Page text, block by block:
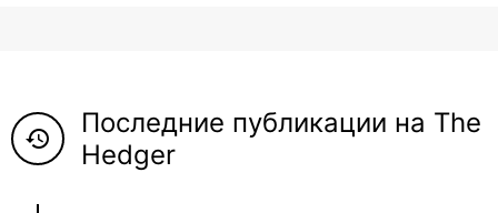
Neftegrad 5
history
Последние публикации на The
Hedger